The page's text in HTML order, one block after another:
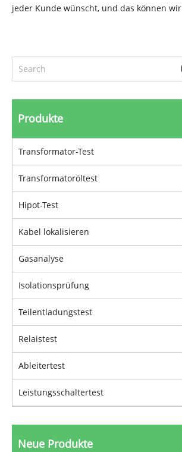
jeder Kunde wünscht, und das können
Produkte
Transformator-Test
Transformatoröltest
Hipot-Test
Kabel lokalisieren
Gasanalyse
Isolationsprüfung
Teilentladungstest
Relaistest
Ableitertest
Leistungsschaltertest
Neue Produkte